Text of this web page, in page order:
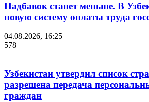
Надбавок станет меньше. В
новую систему оплаты труда
04.08.2026, 16:25
578
Узбекистан утвердил список
разрешена передача
граждан